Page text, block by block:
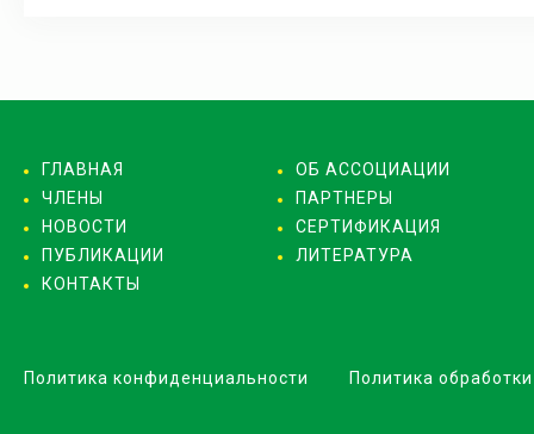
ГЛАВНАЯ
ОБ АССОЦИАЦИИ
ЧЛЕНЫ
ПАРТНЕРЫ
НОВОСТИ
СЕРТИФИКАЦИЯ
ПУБЛИКАЦИИ
ЛИТЕРАТУРА
КОНТАКТЫ
Политика конфиденциальности Политика